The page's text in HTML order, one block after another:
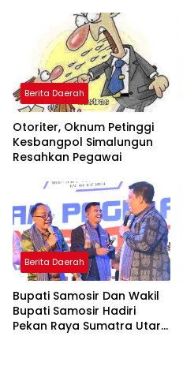
Kontraktor
Berita Daerah
Otoriter, Oknum Petinggi
Kesbangpol Simalungun
Resahkan Pegawai
Berita Daerah
Bupati Samosir Dan Wakil
Bupati Samosir Hadiri
Pekan Raya Sumatra Utara